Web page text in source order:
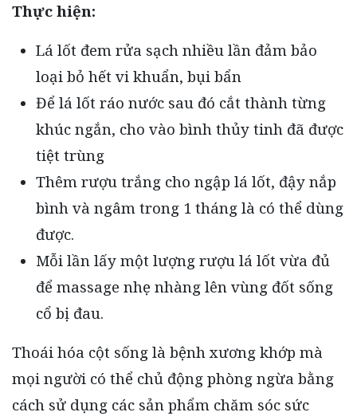
Thực hiện:
Lá lốt đem rửa sạch nhiều lần đảm bảo
loại bỏ hết vi khuẩn, bụi bẩn
Để lá lốt ráo nước sau đó cắt thành từng
khúc ngắn, cho vào bình thủy tinh đã được
tiệt trùng
Thêm rượu trắng cho ngập lá lốt, đậy nắp
bình và ngâm trong 1 tháng là có thể dùng
được.
Mỗi lần lấy một lượng rượu lá lốt vừa đủ
để massage nhẹ nhàng lên vùng đốt sống
cổ bị đau.
Thoái hóa cột sống là bệnh xương khớp mà
mọi người có thể chủ động phòng ngừa bằng
cách sử dụng các sản phẩm chăm sóc sức